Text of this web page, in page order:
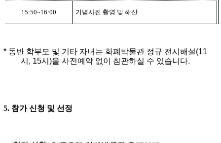
15:50~16:00 기념사진 촬영 및 해산
* 동반 학부모 및 기타 자녀는 화폐박물관 정규 전시해설(11
시, 15시)을 사전예약 없이 참관하실 수 있습니다.
5. 참가 신청 및 선정